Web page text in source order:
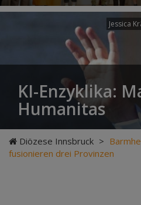
Jessica
KI-Enzyklika:
Humanitas
Diözese Innsbruck >
fusionieren drei Provinzen